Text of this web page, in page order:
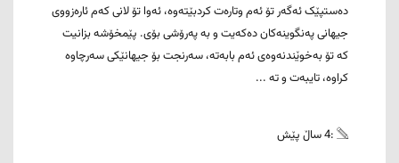
دەستپێک ئەگەر تۆ ئەم وتارەت کردبێتەوە، ئەوا تۆ لانی کەم ئارەزووی
جیهانی پەنگوینەکان دەکەیت و بە پەرۆشی بۆی. پێمخۆشە بزانیت
کە تۆ بەخوێندنەوەی ئەم بابەتە، سەرنجت بۆ جیهانێکی سەرچاوە
کراوە، تایبەت و تە ...
:4 ساڵ پێش